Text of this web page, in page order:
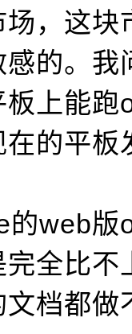
，这块
感的。我
上能跑
的平板
的web版
全比不
档都做